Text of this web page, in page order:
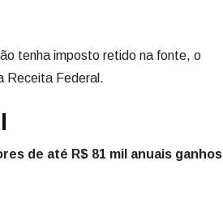
tenha imposto retido na fonte, o
Receita Federal.
de até R$ 81 mil anuais ganhos